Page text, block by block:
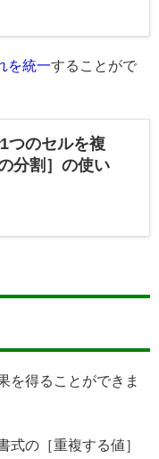
を統一することがで
つのセルを複
分割］の使い
を得ることができま
式の［重複する値］